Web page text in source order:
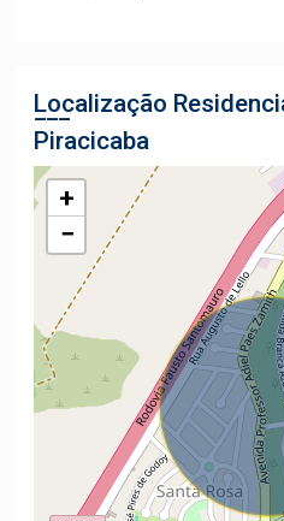
Localização
Piracicaba
+
−